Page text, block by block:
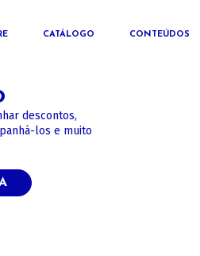
CATÁLOGO CONTEÚDOS
descontos,
los e muito